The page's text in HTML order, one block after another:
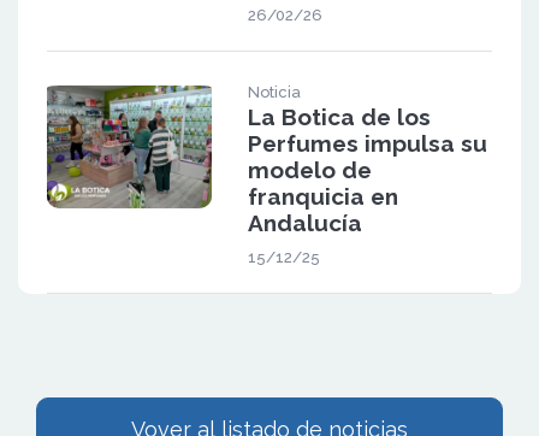
26/02/26
Noticia
La Botica de los
Perfumes impulsa su
modelo de
franquicia en
Andalucía
15/12/25
Vover al listado de noticias